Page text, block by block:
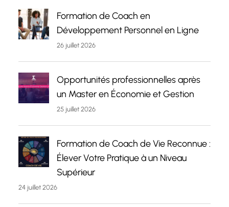
Formation de Coach en
Développement Personnel en Ligne
26 juillet 2026
Opportunités professionnelles après
un Master en Économie et Gestion
25 juillet 2026
Formation de Coach de Vie Reconnue :
Élever Votre Pratique à un Niveau
Supérieur
24 juillet 2026